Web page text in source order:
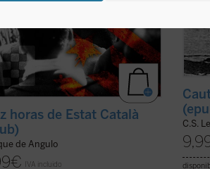
horas de Estat Català
de Angulo
€ IVA incluido
C.S.